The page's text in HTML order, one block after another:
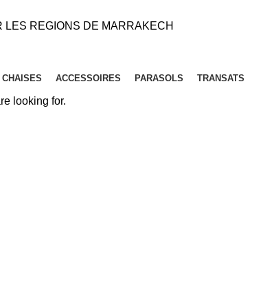
LES REGIONS DE MARRAKECH
CHAISES ACCESSOIRES PARASOLS TRANSATS
looking for.